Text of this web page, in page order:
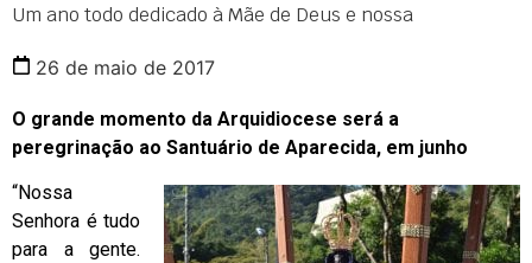
Um ano todo dedicado à Mãe de Deus e nossa
26 de maio de 2017
O grande momento da Arquidiocese será a
peregrinação ao Santuário de Aparecida, em junho
“Nossa
Senhora é tudo
para a gente.